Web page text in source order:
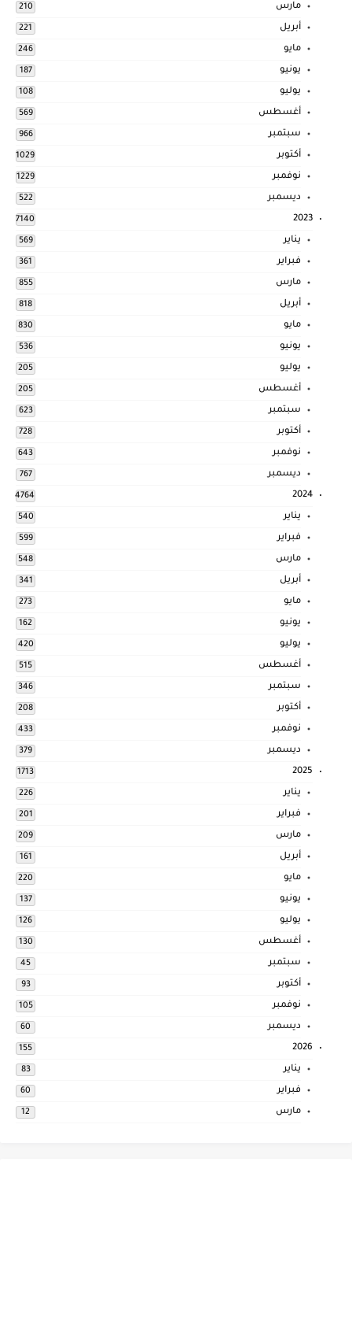
مارس 210
أبريل 221
مايو 246
يونيو 187
يوليو 108
أغسطس 569
سبتمبر 966
أكتوبر 1029
نوفمبر 1229
ديسمبر 522
2023
7140
يناير 569
فبراير 361
مارس 855
أبريل 818
مايو 830
يونيو 536
يوليو 205
أغسطس 205
سبتمبر 623
أكتوبر 728
نوفمبر 643
ديسمبر 767
2024
4764
يناير 540
فبراير 599
مارس 548
أبريل 341
مايو 273
يونيو 162
يوليو 420
أغسطس 515
سبتمبر 346
أكتوبر 208
نوفمبر 433
ديسمبر 379
2025
1713
يناير 226
فبراير 201
مارس 209
أبريل 161
مايو 220
يونيو 137
يوليو 126
أغسطس 130
سبتمبر 45
أكتوبر 93
نوفمبر 105
ديسمبر 60
2026
155
يناير 83
فبراير 60
مارس 12